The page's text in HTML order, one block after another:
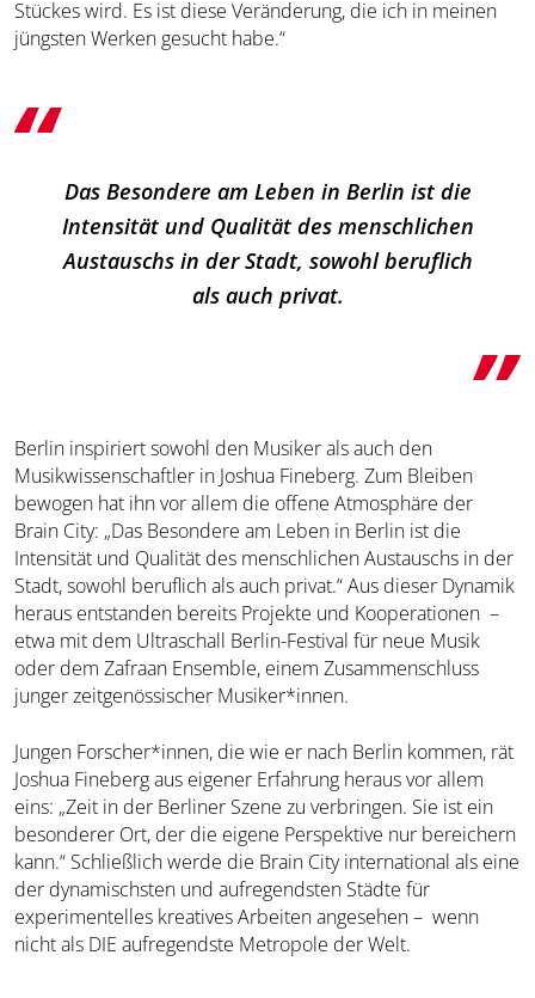
Stückes wird. Es ist diese Veränderung, die ich in meinen
jüngsten Werken gesucht habe.“
Das Besondere am Leben in Berlin ist die
Intensität und Qualität des menschlichen
Austauschs in der Stadt, sowohl beruflich
als auch privat.
Berlin inspiriert sowohl den Musiker als auch den
Musikwissenschaftler in Joshua Fineberg. Zum Bleiben
bewogen hat ihn vor allem die offene Atmosphäre der
Brain City: „Das Besondere am Leben in Berlin ist die
Intensität und Qualität des menschlichen Austauschs in der
Stadt, sowohl beruflich als auch privat.“ Aus dieser Dynamik
heraus entstanden bereits Projekte und Kooperationen –
etwa mit dem Ultraschall Berlin-Festival für neue Musik
oder dem Zafraan Ensemble, einem Zusammenschluss
junger zeitgenössischer Musiker*innen.
Jungen Forscher*innen, die wie er nach Berlin kommen, rät
Joshua Fineberg aus eigener Erfahrung heraus vor allem
eins: „Zeit in der Berliner Szene zu verbringen. Sie ist ein
besonderer Ort, der die eigene Perspektive nur bereichern
kann.“ Schließlich werde die Brain City international als eine
der dynamischsten und aufregendsten Städte für
experimentelles kreatives Arbeiten angesehen – wenn
nicht als DIE aufregendste Metropole der Welt.